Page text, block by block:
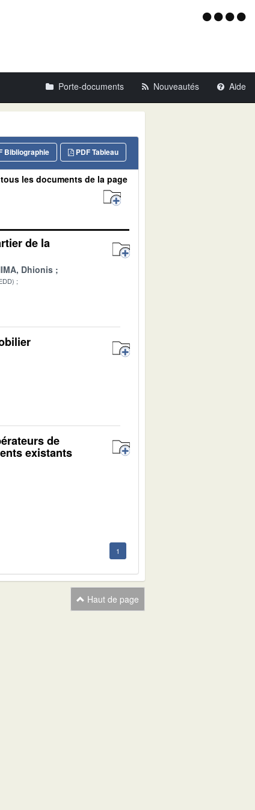
Menu
Porte-documents Nouveautés Aide
PDF Tableau
Bibliographie
les documents de la page
de la
Dhionis
de
existants
1
Haut de page